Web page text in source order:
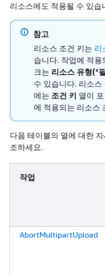
리소스에도 적용될 수 있습
참고
리소스 조건 키는 리
습니다. 작업에 적
크는 리소스 유형(*
수 있습니다. 리소
에는 조건 키 열이
에 적용되는 리소스
다음 테이블의 열에 대한
조하세요.
작업
AbortMultipartUpload